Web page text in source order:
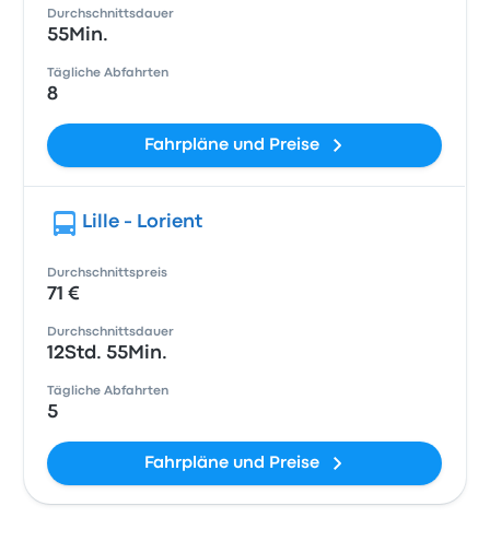
Durchschnittsdauer
55Min.
Tägliche Abfahrten
8
Fahrpläne und Preise
Lille - Lorient
Durchschnittspreis
71 €
Durchschnittsdauer
12Std. 55Min.
Tägliche Abfahrten
5
Fahrpläne und Preise